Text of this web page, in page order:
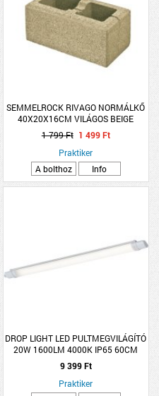
SEMMELROCK RIVAGO NORMÁLKŐ
40X20X16CM VILÁGOS BEIGE
1 799 Ft 1 499 Ft
Praktiker
A bolthoz
Info
DROP LIGHT LED PULTMEGVILÁGÍTÓ
20W 1600LM 4000K IP65 60CM
9 399 Ft
Praktiker